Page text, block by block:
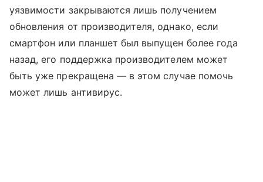
уязвимости закрываются лишь получением
обновления от производителя, однако, если
смартфон или планшет был выпущен более года
назад, его поддержка производителем может
быть уже прекращена — в этом случае помочь
может лишь антивирус.